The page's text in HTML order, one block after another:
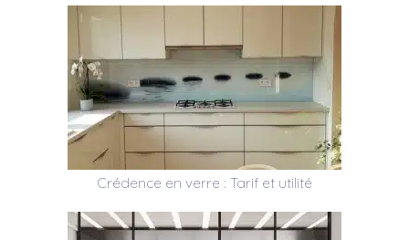
Crédence en verre : Tarif et utilité